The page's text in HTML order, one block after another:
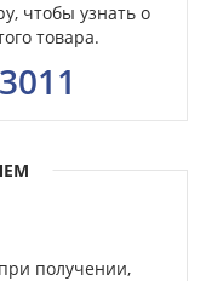
чтобы узнать о
товара.
получении,